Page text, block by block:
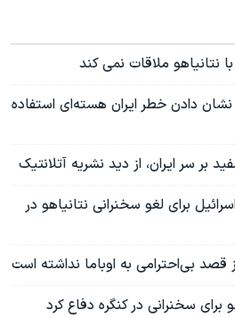
نتانیاهو ملاقات نمی کند
نشان دادن خطر ایران هسته‌ای استفاده
بر سر ایران، از دید نشریه آتلانتیک
برای لغو سخنرانی نتانیاهو در
قصد بی‌احترامی به اوباما نداشته است
برای سخنرانی در کنگره دفاع کرد